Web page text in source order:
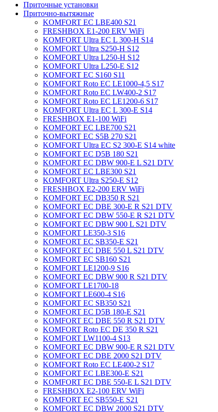
Приточные установки
Приточно-вытяжные
KOMFORT EC LBE400 S21
FRESHBOX E1-200 ERV WiFi
KOMFORT Ultra EC L 300-H S14
KOMFORT Ultra S250-H S12
KOMFORT Ultra L250-H S12
KOMFORT Ultra L250-E S12
KOMFORT EC S160 S11
KOMFORT Roto EC LE1000-4,5 S17
KOMFORT Roto EC LW400-2 S17
KOMFORT Roto EC LE1200-6 S17
KOMFORT Ultra EC L 300-E S14
FRESHBOX E1-100 WiFi
KOMFORT EC LBE700 S21
KOMFORT EC S5B 270 S21
KOMFORT Ultra EC S2 300-E S14 white
KOMFORT EC D5B 180 S21
KOMFORT EC DBW 900-E L S21 DTV
KOMFORT EC LBE300 S21
KOMFORT Ultra S250-E S12
FRESHBOX E2-200 ERV WiFi
KOMFORT EC DB350 R S21
KOMFORT EC DBE 300-E R S21 DTV
KOMFORT EC DBW 550-E R S21 DTV
KOMFORT EC DBW 900 L S21 DTV
KOMFORT LE350-3 S16
KOMFORT EC SB350-E S21
KOMFORT EC DBE 550 L S21 DTV
KOMFORT EC SB160 S21
KOMFORT LE1200-9 S16
KOMFORT EC DBW 900 R S21 DTV
KOMFORT LE1700-18
KOMFORT LE600-4 S16
KOMFORT EC SB350 S21
KOMFORT EC D5B 180-Е S21
KOMFORT EC DBE 550 R S21 DTV
KOMFORT Roto EC DE 350 R S21
KOMFORT LW1100-4 S13
KOMFORT EC DBW 900-E R S21 DTV
KOMFORT EC DBE 2000 S21 DTV
KOMFORT Roto EC LE400-2 S17
KOMFORT EC LBE300-E S21
KOMFORT EC DBE 550-E L S21 DTV
FRESHBOX E2-100 ERV WiFi
KOMFORT EC SB550-E S21
KOMFORT EC DBW 2000 S21 DTV